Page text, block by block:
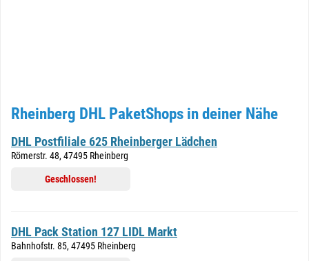
Rheinberg DHL PaketShops in deiner Nähe
DHL Postfiliale 625 Rheinberger Lädchen
Römerstr. 48, 47495 Rheinberg
Geschlossen!
DHL Pack Station 127 LIDL Markt
Bahnhofstr. 85, 47495 Rheinberg